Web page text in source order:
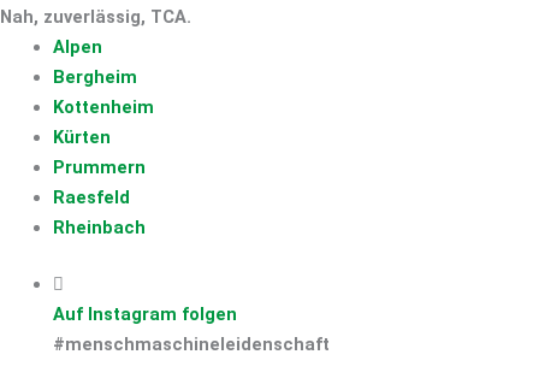
Nah, zuverlässig, TCA.
Alpen
Bergheim
Kottenheim
Kürten
Prummern
Raesfeld
Rheinbach
Auf Instagram folgen
#menschmaschineleidenschaft